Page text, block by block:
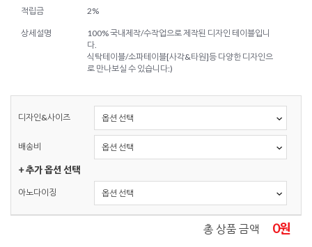
적립금 2%
상세설명
100% 국내제작/수작업으로 제작된 디자인 테이블입니
다.
식탁테이블/소파테이블[사각&타원]등 다양한 디자인으
로 만나보실 수 있습니다:)
디자인&사이즈
배송비
+ 추가 옵션 선택
아노다이징
총 상품 금액 0원